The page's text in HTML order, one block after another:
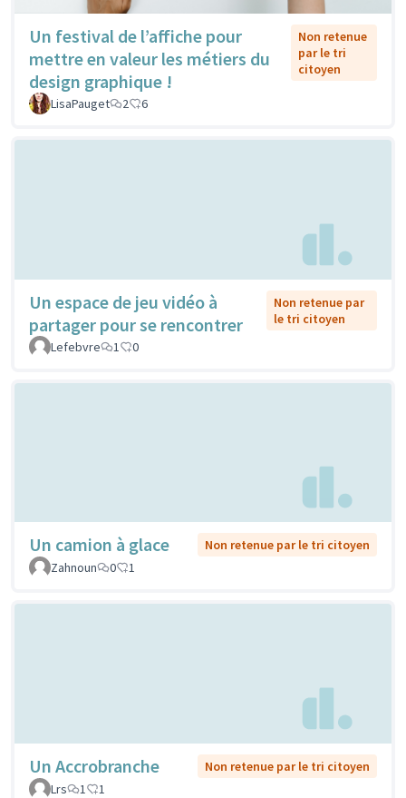
Un festival de l’affiche pour
mettre en valeur les métiers du
design graphique !
Non retenue
par le tri
citoyen
LisaPauget 2 6
Un espace de jeu vidéo à
partager pour se rencontrer
Non retenue par
le tri citoyen
Lefebvre
1 0
Un camion à glace
Non retenue par le tri citoyen
Zahnoun
0 1
Un Accrobranche
Non retenue par le tri citoyen
Lrs
1 1